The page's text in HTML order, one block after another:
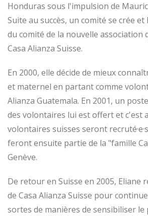
Honduras sous l'impulsion de
Suite au succès, un comité se crée
du comité de la nouvelle association
Casa Alianza Suisse.
En 2000, elle décide de mieux
et maternel en partant comme
Alianza Guatemala. En 2001, un
des volontaires lui est offert et c'est
volontaires suisses seront
feront ensuite partie de la "famille
Genève.
De retour en Suisse en 2005, Eliane
de Casa Alianza Suisse pour
sortes de manières de sensibiliser le